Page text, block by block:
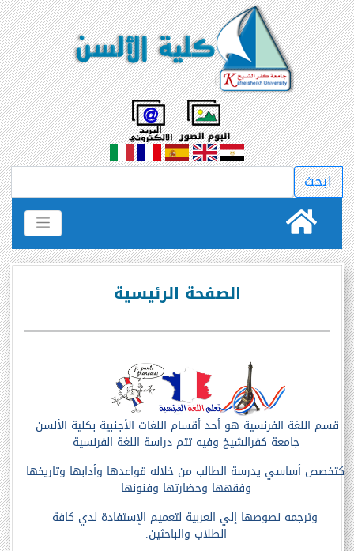
الصفحة الرئيسية
قسم اللغة الفرنسية هو أحد أقسام اللغات الأجنبية بكلية الألسن
جامعة كفرالشيخ وفيه تتم دراسة اللغة الفرنسية
كتخصص أساسي يدرسة الطالب من خلاله قواعدها وأدابها وتاريخها
وفقهها وحضارتها وفنونها
وترجمه نصوصها إلي العربية لتعميم الإستفادة لدي كافة
الطلاب والباحثين.